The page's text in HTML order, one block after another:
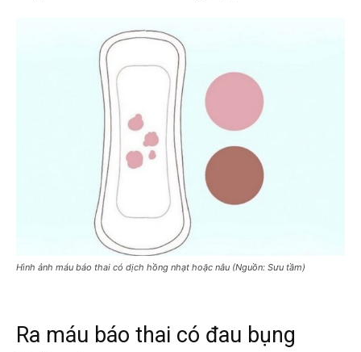
Hình ảnh máu báo thai có dịch hồng nhạt hoặc nâu (Nguồn: Sưu tầm)
Ra máu báo thai có đau bụng